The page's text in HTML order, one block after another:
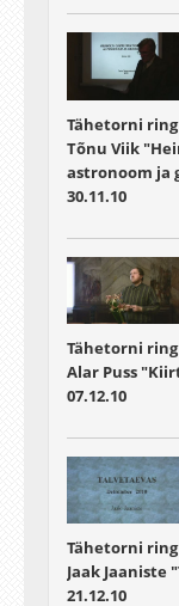
Tähetorni ring
Tõnu Viik
astronoom ja
30.11.10
Tähetorni ring
Alar Puss
07.12.10
Tähetorni ring
Jaak Jaaniste
21.12.10